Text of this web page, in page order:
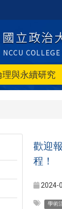
理與永續研究
歡迎
程！
2024-
學術